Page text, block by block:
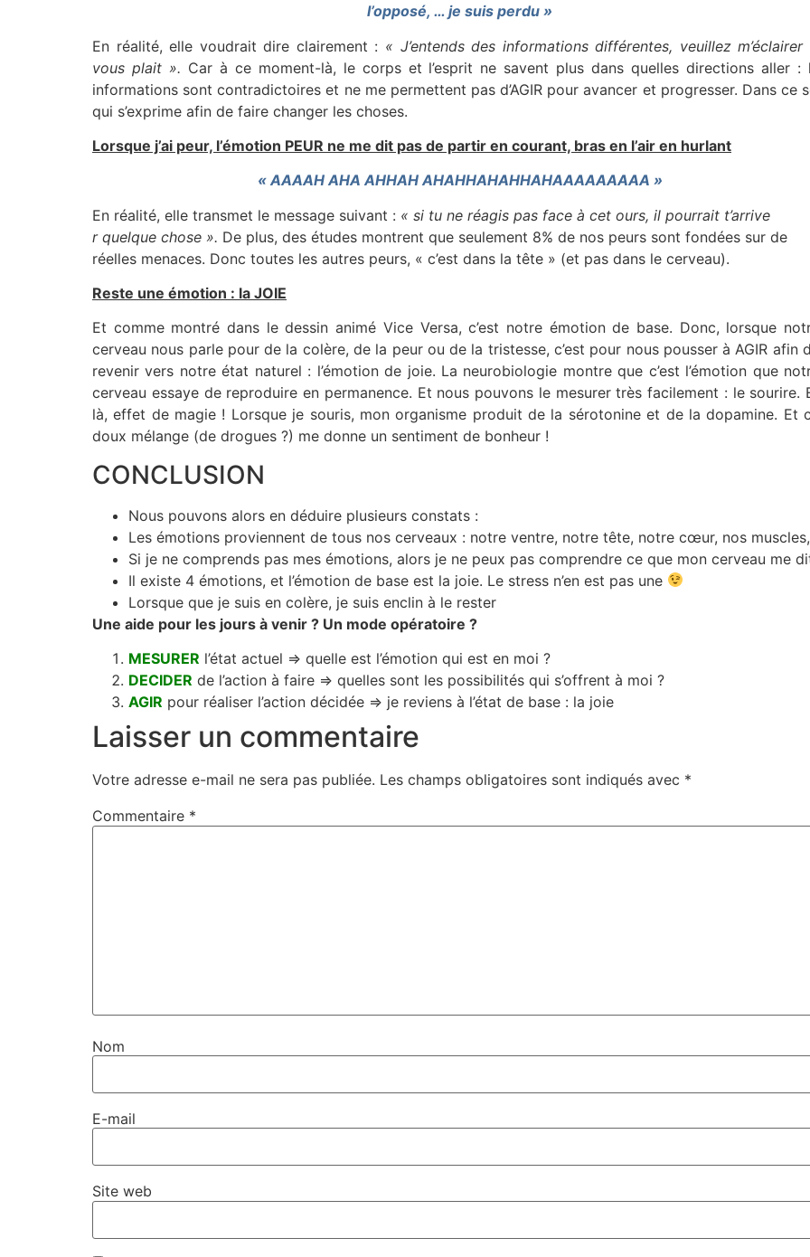
l’opposé, … je suis perdu »
En réalité, elle voudrait dire clairement : « J’entends des informations différentes, veuillez m’éclairer
vous plait ». Car à ce moment-là, le corps et l’esprit ne savent plus dans quelles directions aller :
informations sont contradictoires et ne me permettent pas d’AGIR pour avancer et progresser. Dans ce
qui s’exprime afin de faire changer les choses.
Lorsque j’ai peur, l’émotion PEUR ne me dit pas de partir en courant, bras en l’air en hurlant
« AAAAH AHA AHHAH AHAHHAHAHHAHAAAAAAAAA »
En réalité, elle transmet le message suivant : « si tu ne réagis pas face à cet ours, il pourrait t’arrive
r quelque chose ». De plus, des études montrent que seulement 8% de nos peurs sont fondées sur de
réelles menaces. Donc toutes les autres peurs, « c’est dans la tête » (et pas dans le cerveau).
Reste une émotion : la JOIE
Et comme montré dans le dessin animé Vice Versa, c’est notre émotion de base. Donc, lorsque
cerveau nous parle pour de la colère, de la peur ou de la tristesse, c’est pour nous pousser à AGIR afin
revenir vers notre état naturel : l’émotion de joie. La neurobiologie montre que c’est l’émotion que
cerveau essaye de reproduire en permanence. Et nous pouvons le mesurer très facilement : le sourire.
là, effet de magie ! Lorsque je souris, mon organisme produit de la sérotonine et de la dopamine. Et
doux mélange (de drogues ?) me donne un sentiment de bonheur !
CONCLUSION
Nous pouvons alors en déduire plusieurs constats :
Les émotions proviennent de tous nos cerveaux : notre ventre, notre tête, notre cœur, nos
Si je ne comprends pas mes émotions, alors je ne peux pas comprendre ce que mon cerveau me
Il existe 4 émotions, et l’émotion de base est la joie. Le stress n’en est pas une
Lorsque que je suis en colère, je suis enclin à le rester
Une aide pour les jours à venir ? Un mode opératoire ?
MESURER l’état actuel ⇒ quelle est l’émotion qui est en moi ?
DECIDER de l’action à faire ⇒ quelles sont les possibilités qui s’offrent à moi ?
AGIR pour réaliser l’action décidée ⇒ je reviens à l’état de base : la joie
Laisser un commentaire
Votre adresse e-mail ne sera pas publiée. Les champs obligatoires sont indiqués avec *
Commentaire *
Nom
E-mail
Site web